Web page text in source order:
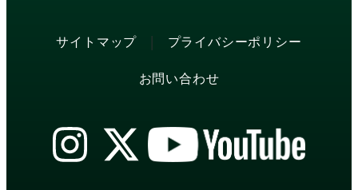
サイトマップ | プライバシーポリシー
お問い合わせ